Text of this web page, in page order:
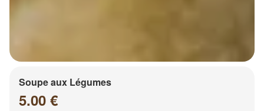
Soupe aux Légumes
5.00 €